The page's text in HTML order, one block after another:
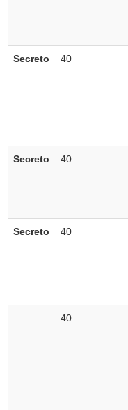
Secreto 40
Secreto 40
Secreto 40
40